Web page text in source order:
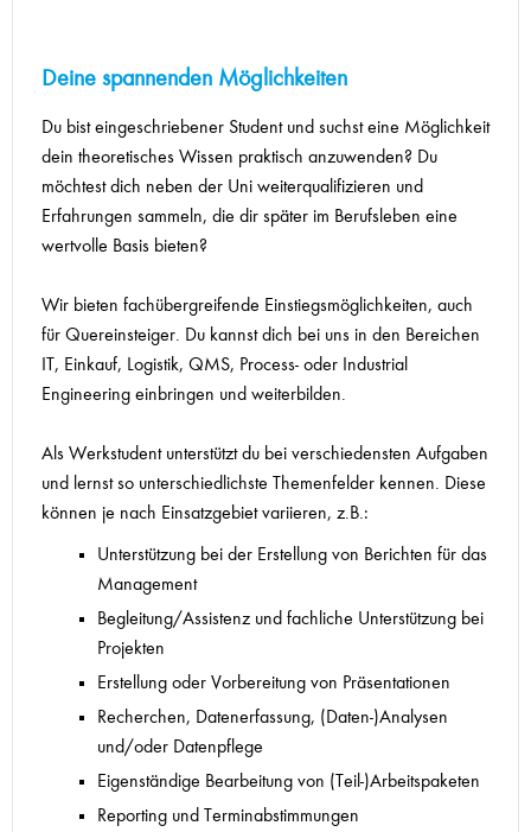
Deine spannenden Möglichkeiten
Du bist eingeschriebener Student und suchst eine Möglichkeit
dein theoretisches Wissen praktisch anzuwenden? Du
möchtest dich neben der Uni weiterqualifizieren und
Erfahrungen sammeln, die dir später im Berufsleben eine
wertvolle Basis bieten?
Wir bieten fachübergreifende Einstiegsmöglichkeiten, auch
für Quereinsteiger. Du kannst dich bei uns in den Bereichen
IT, Einkauf, Logistik, QMS, Process- oder Industrial
Engineering einbringen und weiterbilden.
Als Werkstudent unterstützt du bei verschiedensten Aufgaben
und lernst so unterschiedlichste Themenfelder kennen. Diese
können je nach Einsatzgebiet variieren, z.B.:
Unterstützung bei der Erstellung von Berichten für das
Management
Begleitung/Assistenz und fachliche Unterstützung bei
Projekten
Erstellung oder Vorbereitung von Präsentationen
Recherchen, Datenerfassung, (Daten-)Analysen
und/oder Datenpflege
Eigenständige Bearbeitung von (Teil-)Arbeitspaketen
Reporting und Terminabstimmungen